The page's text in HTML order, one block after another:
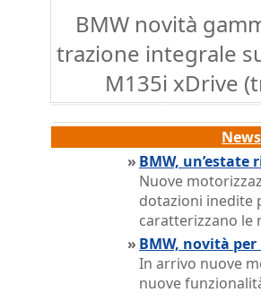
BMW novità
trazione integrale
M135i xDrive
» BMW, un’estate
Nuove
dotazioni inedite
caratterizzano le
» BMW, novità per
In arrivo nuove
nuove